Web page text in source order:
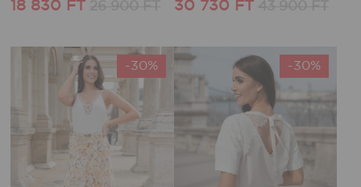
18 830 FT 30 730 FT
-30% -30%